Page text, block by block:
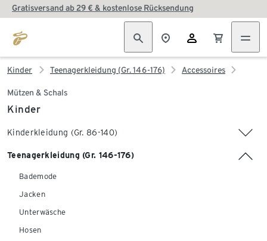
Gratisversand ab 29 € & kostenlose Rücksendung
Kinder Teenagerkleidung (Gr. 146-176) Accessoires
Mützen & Schals
Kinder
Kinderkleidung (Gr. 86-140)
Teenagerkleidung (Gr. 146-176)
Bademode
Jacken
Unterwäsche
Hosen